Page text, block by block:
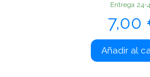
Entrega 24-
7,00
Añadir al